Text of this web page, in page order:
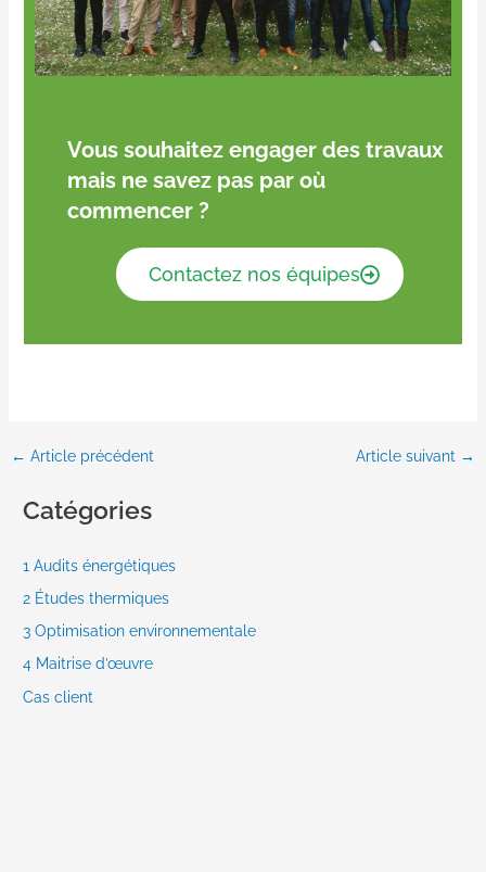
Vous souhaitez engager des travaux
mais ne savez pas par où
commencer ?
Contactez nos équipes
← Article précédent Article suivant →
Catégories
1 Audits énergétiques
2 Études thermiques
3 Optimisation environnementale
4 Maitrise d’œuvre
Cas client